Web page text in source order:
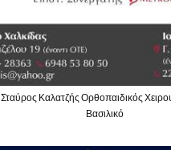
Σταύρος Καλατζής Ορθοπαιδικός
Βασιλικό